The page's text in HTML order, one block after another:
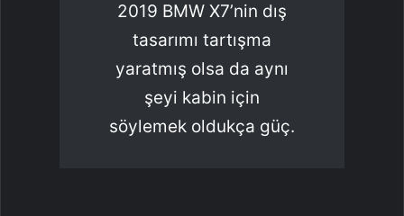
2019 BMW X7’nin dış
tasarımı tartışma
yaratmış olsa da aynı
şeyi kabin için
söylemek oldukça güç.